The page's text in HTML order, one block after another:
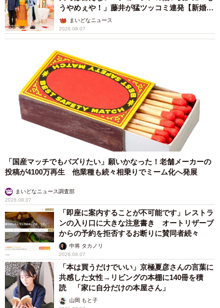
うやめぇや！」藤井が猛ツッコミ連発【新婚さ
ん】まいどなニュース
2026.08.07
「国産マッチでもバズりたい」願いかなった！老舗メーカーの
投稿が4100万再生 他業種も続々相乗りでミーム化へ発展
まいどなニュース調査部
2026.08.07
「即座に案内することが不可能です」レストラ
ンの入り口に大きな注意書き オートリザーブ
からの予約を拒否するお断りに賛同者続々
中将 タカノリ
2026.08.07
「本は買うだけでいい」京極夏彦さんの言葉に
共感した女性→リビングの本棚に140冊を積
読 「家に自分だけの本屋さん」
山岡 もと子